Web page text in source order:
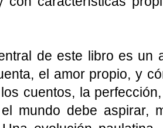
de este libro es un
el amor propio, y
cuentos, la
mundo debe aspirar,